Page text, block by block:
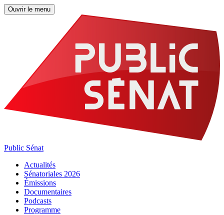
Ouvrir le menu
Public Sénat
Actualités
Sénatoriales 2026
Émissions
Documentaires
Podcasts
Programme